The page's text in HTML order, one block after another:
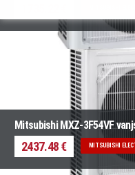
Mitsubishi MXZ-3F54VF
2437.48 € MITSUBISHI